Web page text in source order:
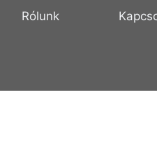
Rólunk